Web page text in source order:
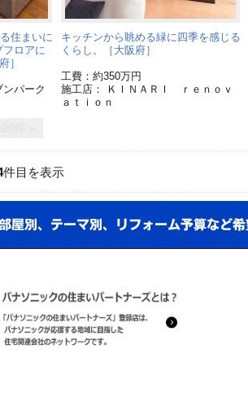
住まいに
フロアに
］
パーク
キッチンから眺める緑に四季を感じる
くらし。［大阪府］
工費：約350万円
施工店： ＫＩＮＡＲＩ ｒｅｎｏｖ
ａｔｉｏｎ
件目を表示